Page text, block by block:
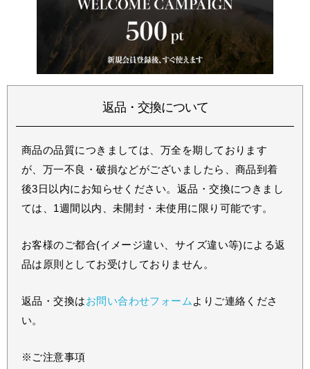
返品・交換について
商品の品質につきましては、万全を期しております
が、万一不良・破損などがございましたら、商品到着
後3日以内にお知らせください。返品・交換につきまし
ては、1週間以内、未開封・未使用に限り可能です。
お客様のご都合(イメージ違い、サイズ違い等)による返
品は原則としてお受けしておりません。
返品・交換はお問い合わせフォーム よりご連絡くださ
い。
※ご注意事項